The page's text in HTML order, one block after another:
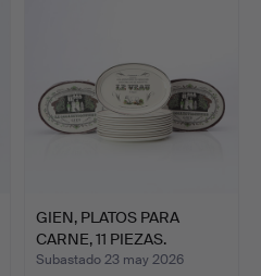
GIEN, PLATOS PARA
CARNE, 11 PIEZAS.
Cerámi…
Subastado 23 may 2026